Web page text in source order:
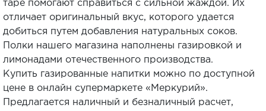
таре помогают справиться с сильной жаждой. Их
отличает оригинальный вкус, которого удается
добиться путем добавления натуральных соков.
Полки нашего магазина наполнены газировкой и
лимонадами отечественного производства.
Купить газированные напитки можно по доступной
цене в онлайн супермаркете «Меркурий».
Предлагается наличный и безналичный расчет,